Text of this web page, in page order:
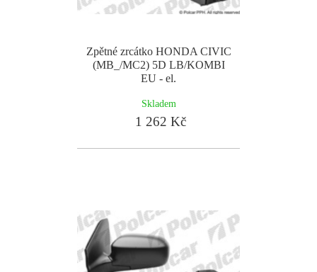
Zpětné zrcátko HONDA CIVIC
(MB_/MC2) 5D LB/KOMBI
EU - el.
Skladem
1 262 Kč